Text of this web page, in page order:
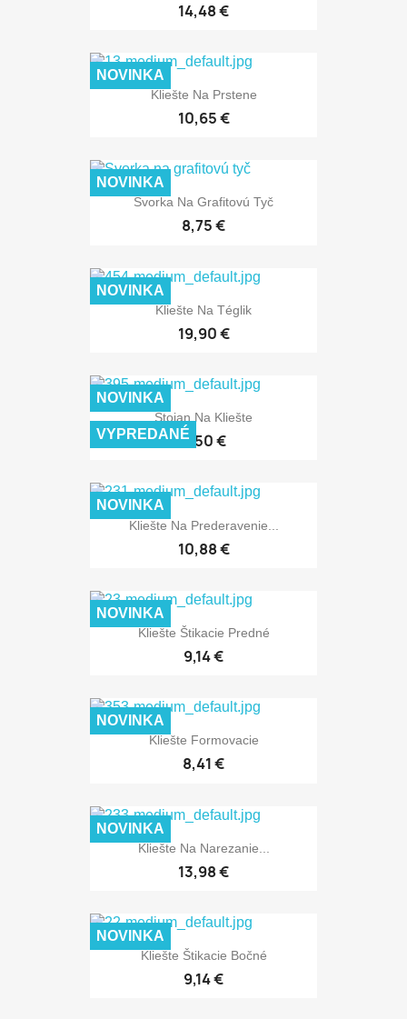
14,48 €
Kliešte Na Prstene
10,65 €
NOVINKA
Svorka Na Grafitovú Tyč
8,75 €
NOVINKA
Kliešte Na Téglik
19,90 €
NOVINKA
Stojan Na Kliešte
8,50 €
NOVINKA
VYPREDANÉ
Kliešte Na Prederavenie...
10,88 €
NOVINKA
Kliešte Štikacie Predné
9,14 €
NOVINKA
Kliešte Formovacie
8,41 €
NOVINKA
Kliešte Na Narezanie...
13,98 €
NOVINKA
Kliešte Štikacie Bočné
9,14 €
NOVINKA